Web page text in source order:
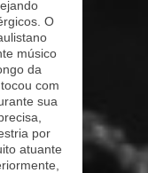
O
músico
da
com
sua
por
atuante